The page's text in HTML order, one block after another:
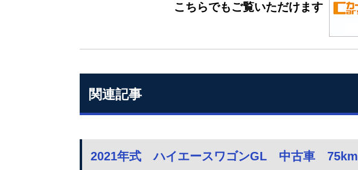
こちらでもご覧いただけます
関連記事
2021年式 ハイエースワゴンGL 中古車 75km